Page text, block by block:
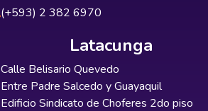
(+593) 2 382 6970
Latacunga
Calle Belisario Quevedo
Entre Padre Salcedo y Guayaquil
Edificio Sindicato de Choferes 2do piso